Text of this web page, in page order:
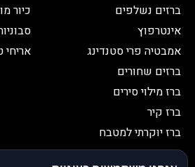
ברזים נשלפים
אינטרפוץ
אמבטיה פרי סטנדינג
ברזים שחורים
ברז מילוי סירים
ברז קיר
ברז יוקרתי למטבח
כיור
אריחי